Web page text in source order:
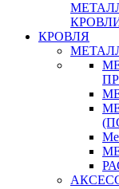
КРОВЛЯ